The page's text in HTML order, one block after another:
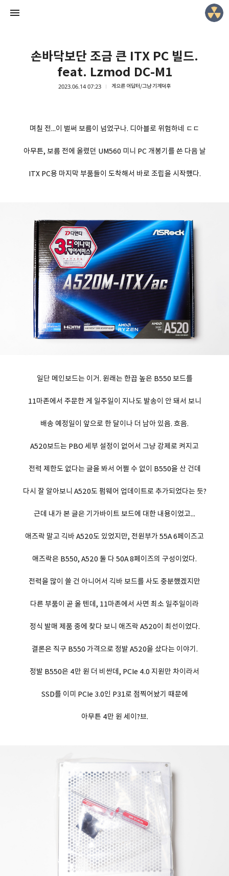
손바닥보단 조금 큰 ITX PC 빌드.
feat. Lzmod DC-M1
2023.06.14 07:23 게으른 어답터/그냥 기계덕후
며칠 전...이 벌써 보름이 넘었구나. 디아블로 위험하네 ㄷㄷ
아무튼, 보름 전에 올렸던 UM560 미니 PC 개봉기를 쓴 다음 날
ITX PC용 마지막 부품들이 도착해서 바로 조립을 시작했다.
일단 메인보드는 이거. 원래는 한끕 높은 B550 보드를
11마존에서 주문한 게 일주일이 지나도 발송이 안 돼서 보니
배송 예정일이 앞으로 한 달이나 더 남아 있음. 흐음.
A520보드는 PBO 세부 설정이 없어서 그냥 강제로 켜지고
전력 제한도 없다는 글을 봐서 어쩔 수 없이 B550을 산 건데
다시 잘 알아보니 A520도 펌웨어 업데이트로 추가되었다는 듯?
근데 내가 본 글은 기가바이트 보드에 대한 내용이었고...
애즈락 말고 긱바 A520도 있었지만, 전원부가 55A 6페이즈고
애즈락은 B550, A520 둘 다 50A 8페이즈의 구성이었다.
전력을 많이 쓸 건 아니어서 긱바 보드를 사도 충분했겠지만
다른 부품이 곧 올 텐데, 11마존에서 사면 최소 일주일이라
정식 발매 제품 중에 찾다 보니 애즈락 A520이 최선이었다.
결론은 직구 B550 가격으로 정발 A520을 샀다는 이야기.
정발 B550은 4만 원 더 비싼데, PCIe 4.0 지원만 차이라서
SSD를 이미 PCIe 3.0인 P31로 점찍어놨기 때문에
아무튼 4만 원 세이?브.
*슈니